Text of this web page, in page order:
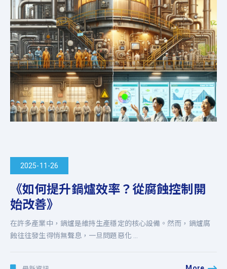
2025-11-26
《如何提升鍋爐效率？從腐蝕控制開
始改善》
在許多產業中，鍋爐是維持生產穩定的核心設備。然而，鍋爐腐
蝕往往發生得悄無聲息，一旦問題惡化 ...